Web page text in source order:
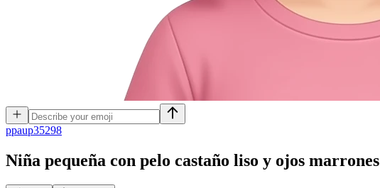
ppaup35298
Niña pequeña con pelo castaño liso y ojos marrones